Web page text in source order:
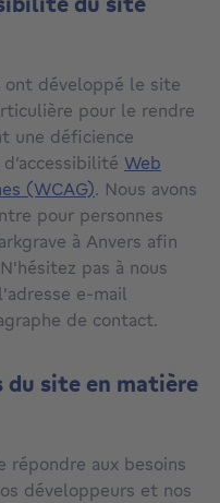
ont développé le site
pour le rendre
une déficience
Web
(WCAG). Nous avons
pour personnes
à Anvers afin
pas à nous
e-mail
de contact.
site en matière
répondre aux besoins
développeurs et nos